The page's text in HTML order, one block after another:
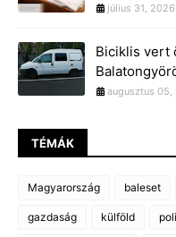
július 31, 2026
Biciklis vert
augusztus 05,
TÉMÁK
Magyarország baleset
gazdaság külföld